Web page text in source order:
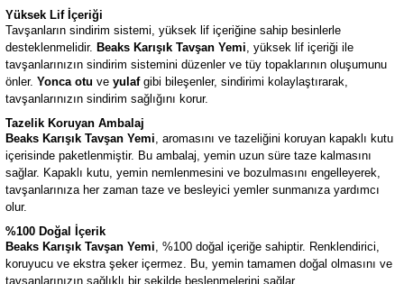
Yüksek Lif İçeriği
Tavşanların sindirim sistemi, yüksek lif içeriğine sahip besinlerle
desteklenmelidir. Beaks Karışık Tavşan Yemi, yüksek lif içeriği ile
tavşanlarınızın sindirim sistemini düzenler ve tüy topaklarının oluşumunu
önler. Yonca otu ve yulafgibi bileşenler, sindirimi kolaylaştırarak,
tavşanlarınızın sindirim sağlığını korur.
Tazelik Koruyan Ambalaj
Beaks Karışık Tavşan Yemi, aromasını ve tazeliğini koruyan kapaklı kutu
içerisinde paketlenmiştir. Bu ambalaj, yemin uzun süre taze kalmasını
sağlar. Kapaklı kutu, yemin nemlenmesini ve bozulmasını engelleyerek,
tavşanlarınıza her zaman taze ve besleyici yemler sunmanıza yardımcı
olur.
%100 Doğal İçerik
Beaks Karışık Tavşan Yemi, %100 doğal içeriğe sahiptir. Renklendirici,
koruyucu ve ekstra şeker içermez. Bu, yemin tamamen doğal olmasını ve
tavşanlarınızın sağlıklı bir şekilde beslenmelerini sağlar.